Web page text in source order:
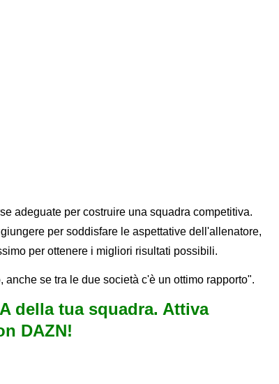
adeguate per costruire una squadra competitiva.
per soddisfare le aspettative dell'allenatore,
per ottenere i migliori risultati possibili.
se tra le due società c'è un ottimo rapporto".
della tua squadra. Attiva
DAZN!